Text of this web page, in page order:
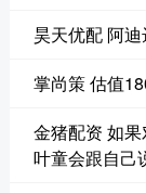
昊天优配 阿
掌尚策 估值
金猪配资 如
叶童会跟自己